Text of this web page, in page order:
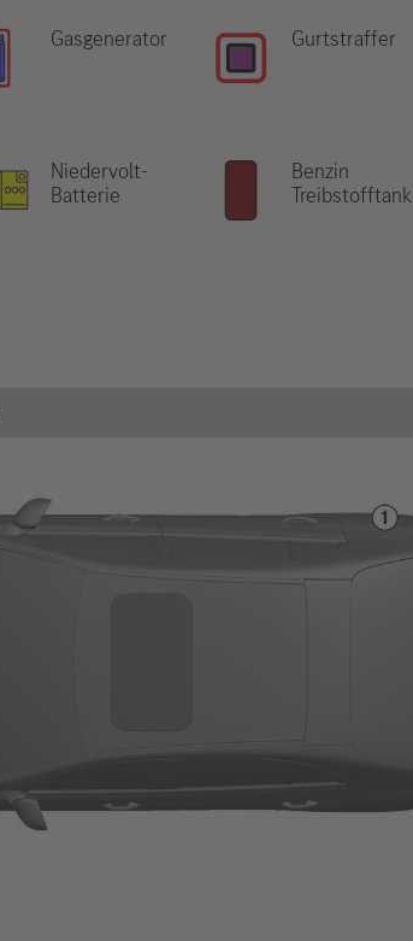
Gasgenerator Gurtstraffer
Niedervolt-
Batterie
Benzin
Treibstofftank